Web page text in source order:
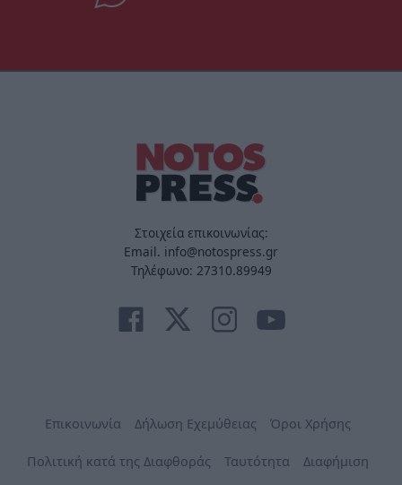
Στοιχεία επικοινωνίας:
Email. info@notospress.gr
Τηλέφωνο: 27310.89949
Επικοινωνία Δήλωση Εχεμύθειας Όροι Χρήσης
Πολιτική κατά της Διαφθοράς Ταυτότητα Διαφήμιση